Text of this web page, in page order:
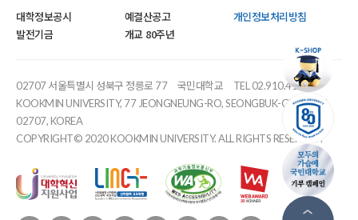
대학정보공시 예결산공고
개인정보처리방침
발전기금
개교 80주년
02707 서울특별시 성북구 정릉로 77 국민대학교
TEL 02.910.4114
KOOKMIN UNIVERSITY, 77 JEONGNEUNG-RO, SEONGBUK-GU, SEOUL,
02707, KOREA
COPYRIGHT© 2020 KOOKMIN UNIVERSITY. ALL RIGHTS RESERVED.